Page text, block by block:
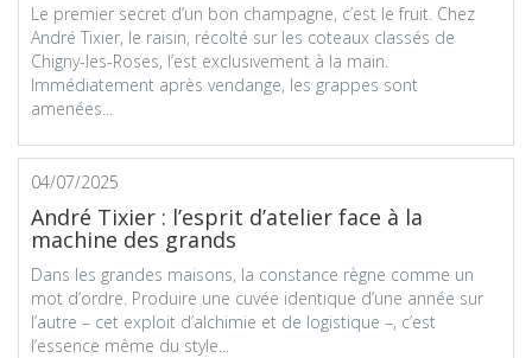
Le premier secret d’un bon champagne, c’est le fruit. Chez
André Tixier, le raisin, récolté sur les coteaux classés de
Chigny-les-Roses, l’est exclusivement à la main.
Immédiatement après vendange, les grappes sont
amenées...
04/07/2025
André Tixier : l’esprit d’atelier face à la
machine des grands
Dans les grandes maisons, la constance règne comme un
mot d’ordre. Produire une cuvée identique d’une année sur
l’autre – cet exploit d’alchimie et de logistique –, c’est
l’essence même du style...